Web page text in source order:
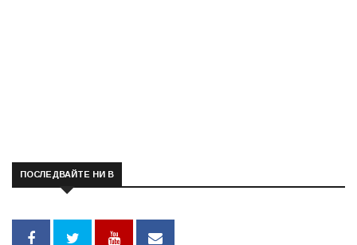
ПОСЛЕДВАЙТЕ НИ В